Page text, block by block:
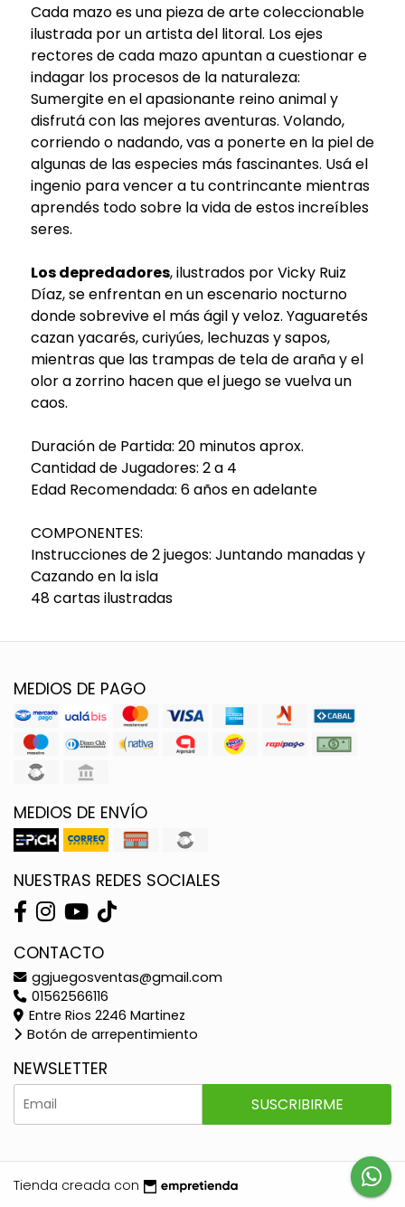
Cada mazo es una pieza de arte coleccionable
ilustrada por un artista del litoral. Los ejes
rectores de cada mazo apuntan a cuestionar e
indagar los procesos de la naturaleza:
Sumergite en el apasionante reino animal y
disfrutá con las mejores aventuras. Volando,
corriendo o nadando, vas a ponerte en la piel de
algunas de las especies más fascinantes. Usá el
ingenio para vencer a tu contrincante mientras
aprendés todo sobre la vida de estos increíbles
seres.
Los depredadores, ilustrados por Vicky Ruiz
Díaz, se enfrentan en un escenario nocturno
donde sobrevive el más ágil y veloz. Yaguaretés
cazan yacarés, curiyúes, lechuzas y sapos,
mientras que las trampas de tela de araña y el
olor a zorrino hacen que el juego se vuelva un
caos.
Duración de Partida: 20 minutos aprox.
Cantidad de Jugadores: 2 a 4
Edad Recomendada: 6 años en adelante
COMPONENTES:
Instrucciones de 2 juegos: Juntando manadas y
Cazando en la isla
48 cartas ilustradas
MEDIOS DE PAGO
MEDIOS DE ENVÍO
NUESTRAS REDES SOCIALES
CONTACTO
ggjuegosventas@gmail.com
01562566116
Entre Rios 2246 Martinez
Botón de arrepentimiento
NEWSLETTER
SUSCRIBIRME
Tienda creada con